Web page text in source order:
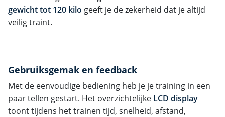
gewicht tot 120 kilo geeft je de zekerheid dat je altijd
veilig traint.
Gebruiksgemak en feedback
Met de eenvoudige bediening heb je je training in een
paar tellen gestart. Het overzichtelijke LCD display
toont tijdens het trainen tijd, snelheid, afstand,